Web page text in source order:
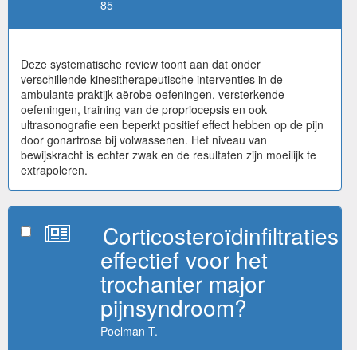
85
Deze systematische review toont aan dat onder
verschillende kinesitherapeutische interventies in de
ambulante praktijk aërobe oefeningen, versterkende
oefeningen, training van de propriocepsis en ook
ultrasonografie een beperkt positief effect hebben op de pijn
door gonartrose bij volwassenen. Het niveau van
bewijskracht is echter zwak en de resultaten zijn moeilijk te
extrapoleren.
Corticosteroïdinfiltraties
effectief voor het
trochanter major
pijnsyndroom?
Poelman T.